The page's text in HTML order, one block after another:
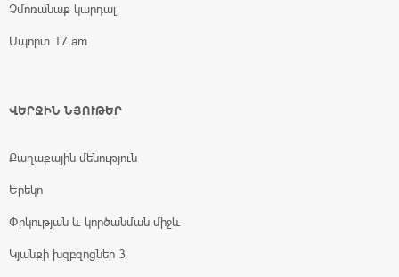
Չմոռանաք կարդալ
Սպորտ 17.am
ՎԵՐՋԻՆ ՆՅՈՒԹԵՐ
Քաղաքային մենություն
Երեկո
Փրկության և կործանման միջև
Կյանքի խզբզոցներ 3